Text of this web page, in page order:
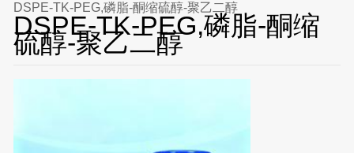
DSPE-TK-PEG,磷脂-酮缩硫醇-聚乙二醇
DSPE-TK-PEG,磷脂-酮缩
硫醇-聚乙二醇